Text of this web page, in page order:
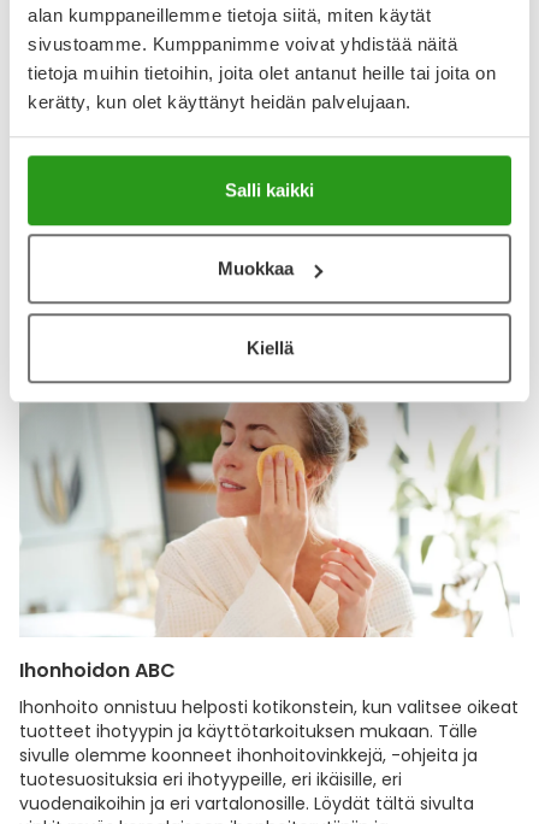
alan kumppaneillemme tietoja siitä, miten käytät
sivustoamme. Kumppanimme voivat yhdistää näitä
tietoja muihin tietoihin, joita olet antanut heille tai joita on
kerätty, kun olet käyttänyt heidän palvelujaan.
Salli kaikki
Muokkaa
Kiellä
Huipputuote
Huipputuote herkälle iholle. Olen käyttänyt tätä jo
kymmeniä pulloja.
Katso kaikki Vichy-tuotteet
Ihonhoidon ABC
Ihonhoito onnistuu helposti kotikonstein, kun valitsee oikeat
tuotteet ihotyypin ja käyttötarkoituksen mukaan. Tälle
sivulle olemme koonneet ihonhoitovinkkejä, -ohjeita ja
tuotesuosituksia eri ihotyypeille, eri ikäisille, eri
vuodenaikoihin ja eri vartalonosille. Löydät tältä sivulta